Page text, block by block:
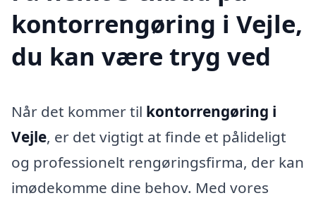
kontorrengøring i Vejle,
du kan være tryg ved
Når det kommer til kontorrengøring i
Vejle, er det vigtigt at finde et pålideligt
og professionelt rengøringsfirma, der kan
imødekomme dine behov. Med vores